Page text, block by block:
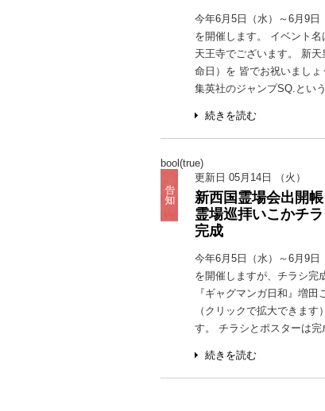
今年6月5日（水）～6月9
を開催します。 イベント
天王寺でございます。 新
命日）を 皆でお祝いましょ
集英社のジャンプSQ.とい
続きを読む
bool(true)
更新日 05月14日 （火）
新西国霊場会出開帳
霊場巡拝いこかチ
完成
今年6月5日（水）～6月9
を開催しますが、チラシ完
『ギャグマンガ日和』増
（クリックで拡大できま
す。 チラシとポスターは
続きを読む